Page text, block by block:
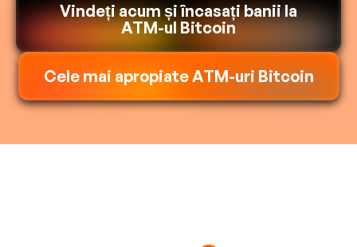
Vindeți acum și încasați banii la
ATM-ul Bitcoin
Cele mai apropiate ATM-uri Bitcoin